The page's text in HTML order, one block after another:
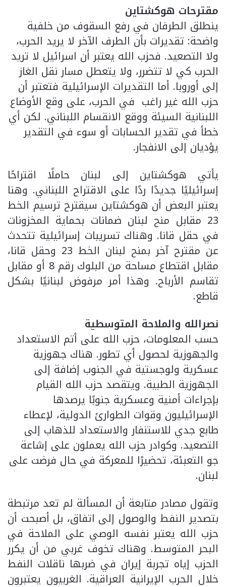
مقترحات هوكشتاين
ينطلق الطرفان في رفع السقوف من خلفية
واضحة: تقديرات بأن الطرف الآخر لا يريد الحرب،
ولا التصعيد. فحزب الله يعتبر أن اسرائيل لا تريد
الحرب كي لا تتضرر، ولا يتعطل مسار نقل الغاز
إلى أوروبا. أما التقديرات الإسرائيلية فتعتبر أن
حزب الله غير راغب في الحرب، على وقع الأوضاع
اللبنانية السيئة ووقع الانقسام اللبناني. لكن أي
خطأ في تقدير الحسابات أو سوء في التقدير
يؤديان إلى الانفجار.
يأتي هوكشتاين إلى لبنان حاملًا اقتراحًا
إسرائيليًا جديدًا ردًا على الاقتراح اللبناني. وهنا
يعتبر البعض أن هوكشتاين سيقترح ترسيم الخط
23 مقابل منح لبنان ضمانات بحماية المخزونات
في حقل قانا. وهناك تسريبات إسرائيلية تتحدث
عن مقترح آخر بمنح لبنان الخط 23 وحقل قانا،
مقابل اقتطاع مساحة من البلوك رقم 8 أو مقابل
تقاسم الأرباح. وهذا أمر مرفوض لبنانيًا بشكل
قاطع.
نصرالله والملاحة المتوسطية
حسب المعلومات، حزب الله على أتم الاستعداد
والجهوزية لحصول أي تطور. هناك جهوزية
عسكرية ولوجستية في الجنوب إضافة إلى
الجهوزية الطبية. ويتقصد حزب الله القيام
بإجراءات أمنية وعسكرية جنوبًا يرصدها
الإسرائيليون وقوات الطوارئ الدولية، لإعطاء
طابع جدي للاستنفار والاستعداد للذهاب إلى
التصعيد. وكوادر حزب الله يعملون على إشاعة
جو التعبئة، تحضيرًا للمعركة في حال فرضت على
لبنان.
وتقول مصادر متابعة أن المسألة لم تعد مرتبطة
بتصدير النفط والوصول إلى اتفاق، بل أصبحت أن
حزب الله يعتبر نفسه الوصي على الملاحة في
البحر المتوسط. وهناك تخوف غربي من أن يكرر
الحزب إياه تجربة إيران في ضربها ناقلات النفط
خلال الحرب الإيرانية العراقية. الغربيون يعتبرون